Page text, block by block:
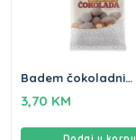
Badem čokoladni
3,70 KM